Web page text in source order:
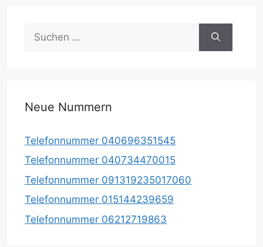
nach:
Neue Nummern
Telefonnummer 040696351545
Telefonnummer 040734470015
Telefonnummer 091319235017060
Telefonnummer 015144239659
Telefonnummer 06212719863